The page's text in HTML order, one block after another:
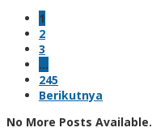
1
2
3
…
245
Berikutnya
No More Posts Available.